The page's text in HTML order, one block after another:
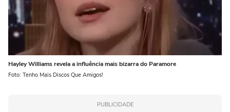
Hayley Williams revela a influência mais bizarra do Paramore
Foto: Tenho Mais Discos Que Amigos!
PUBLICIDADE